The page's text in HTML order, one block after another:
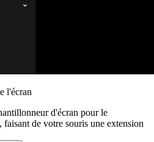
l'écran
d'écran pour le
de votre souris une extension